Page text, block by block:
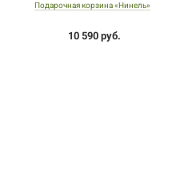
Подарочная корзина «Нинель»
10 590 руб.